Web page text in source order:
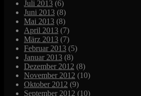
Juli 2013 (6)
Juni 2013 (8)
Mai 2013 (8)
April 2013 (7)
März 2013 (7)
Februar 2013 (5)
Januar 2013 (8)
Dezember 2012 (8)
November 2012 (10)
Oktober 2012 (9)
September 2012 (10)